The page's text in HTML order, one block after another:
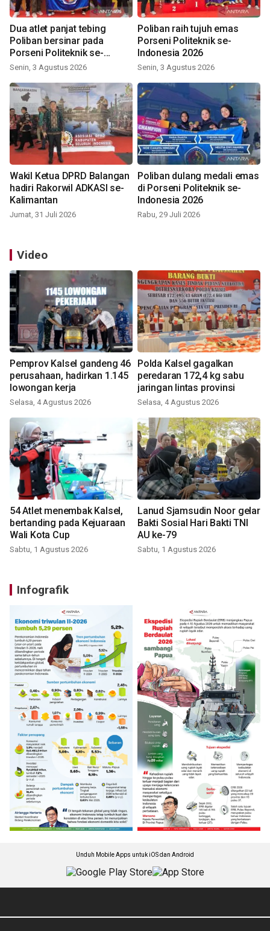
Dua atlet panjat tebing
Poliban bersinar pada
Porseni Politeknik se-
Indonesia 2026
Senin, 3 Agustus 2026
Poliban raih tujuh emas
Porseni Politeknik se-
Indonesia 2026
Senin, 3 Agustus 2026
Wakil Ketua DPRD Balangan
hadiri Rakorwil ADKASI se-
Kalimantan
Jumat, 31 Juli 2026
Poliban dulang medali emas
di Porseni Politeknik se-
Indonesia 2026
Rabu, 29 Juli 2026
Video
Pemprov Kalsel gandeng 46
perusahaan, hadirkan 1.145
lowongan kerja
Selasa, 4 Agustus 2026
Polda Kalsel gagalkan
peredaran 172,4 kg sabu
jaringan lintas provinsi
Selasa, 4 Agustus 2026
54 Atlet menembak Kalsel,
bertanding pada Kejuaraan
Wali Kota Cup
Sabtu, 1 Agustus 2026
Lanud Sjamsudin Noor gelar
Bakti Sosial Hari Bakti TNI
AU ke-79
Sabtu, 1 Agustus 2026
Infografik
Unduh Mobile Apps untuk iOS dan Android